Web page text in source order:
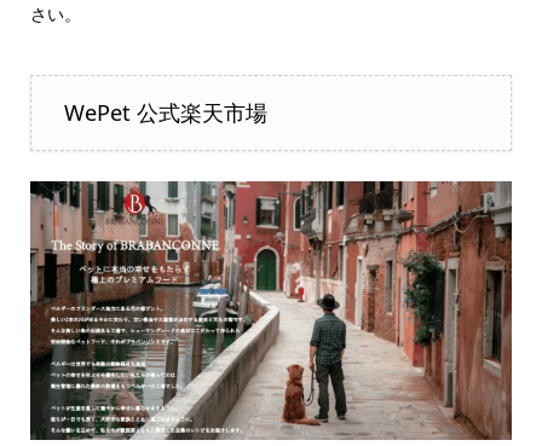
さい。
WePet 公式楽天市場